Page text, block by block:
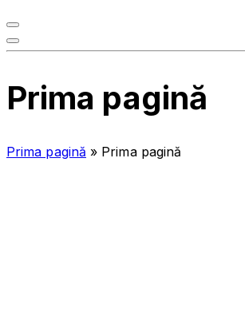
Prima pagină
Prima pagină » Prima pagină